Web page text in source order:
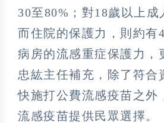
30至80%；對18歲以上成
而住院的保護力，則約有
病房的流感重症保護力，
忠紘主任補充，除了符合
快施打公費流感疫苗之外
流感疫苗提供民眾選擇。